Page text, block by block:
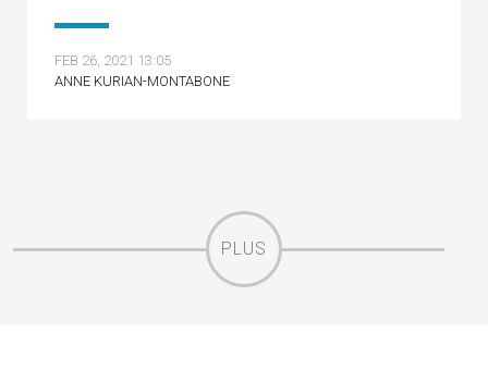
FEB 26, 2021 13:05
ANNE KURIAN-MONTABONE
PLUS